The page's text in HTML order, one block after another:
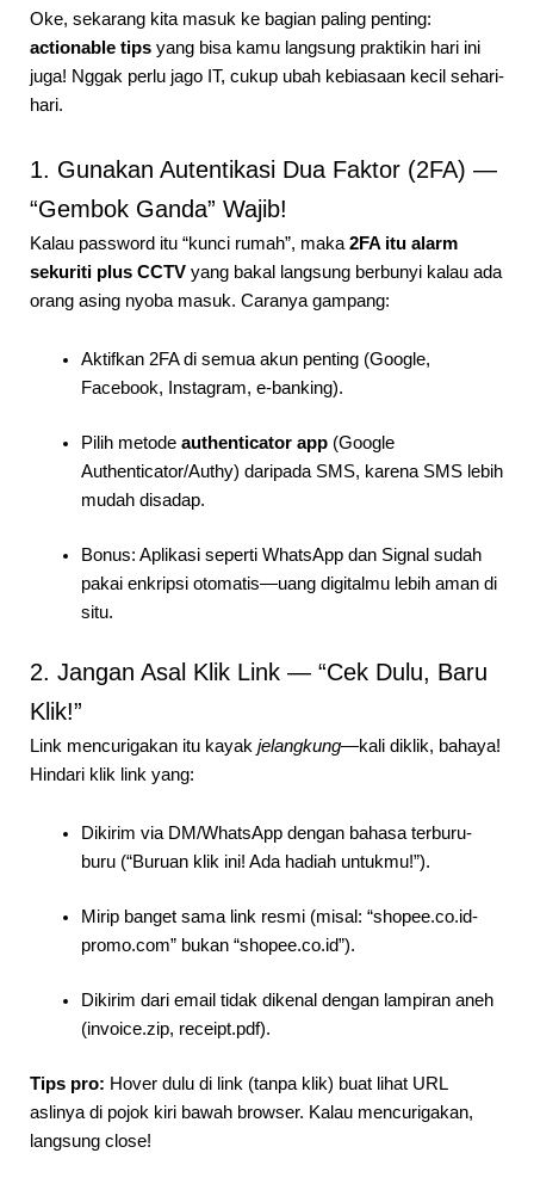
Oke, sekarang kita masuk ke bagian paling penting:
actionable tipsyang bisa kamu langsung praktikin hari ini
juga! Nggak perlu jago IT, cukup ubah kebiasaan kecil sehari-
hari.
1. Gunakan Autentikasi Dua Faktor (2FA) —
“Gembok Ganda” Wajib!
Kalau password itu “kunci rumah”, maka 2FA itu alarm
sekuriti plus CCTVyang bakal langsung berbunyi kalau ada
orang asing nyoba masuk. Caranya gampang:
Aktifkan 2FA di semua akun penting (Google,
Facebook, Instagram, e-banking).
Pilih metodeauthenticator app (Google
Authenticator/Authy) daripada SMS, karena SMS lebih
mudah disadap.
Bonus: Aplikasi seperti WhatsApp dan Signal sudah
pakai enkripsi otomatis—uang digitalmu lebih aman di
situ.
2. Jangan Asal Klik Link — “Cek Dulu, Baru
Klik!”
Link mencurigakan itu kayak jelangkung—kali diklik, bahaya!
Hindari klik link yang:
Dikirim via DM/WhatsApp dengan bahasa terburu-
buru (“Buruan klik ini! Ada hadiah untukmu!”).
Mirip banget sama link resmi (misal: “shopee.co.id-
promo.com” bukan “shopee.co.id”).
Dikirim dari email tidak dikenal dengan lampiran aneh
(invoice.zip, receipt.pdf).
Tips pro: Hover dulu di link (tanpa klik) buat lihat URL
aslinya di pojok kiri bawah browser. Kalau mencurigakan,
langsung close!